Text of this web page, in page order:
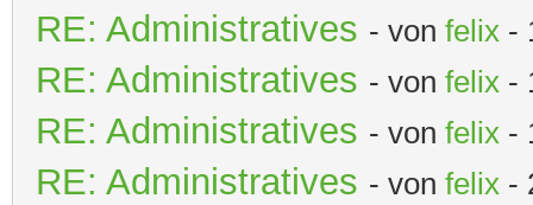
RE: Administratives - von felix -
RE: Administratives - von felix -
RE: Administratives - von felix -
RE: Administratives - von felix -